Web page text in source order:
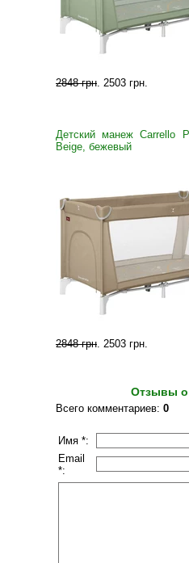
2848 грн. 2503 грн.
Детский манеж Carrello
Beige, бежевый
2848 грн. 2503 грн.
Отзывы о
Всего комментариев: 0
Имя *:
Email
*: